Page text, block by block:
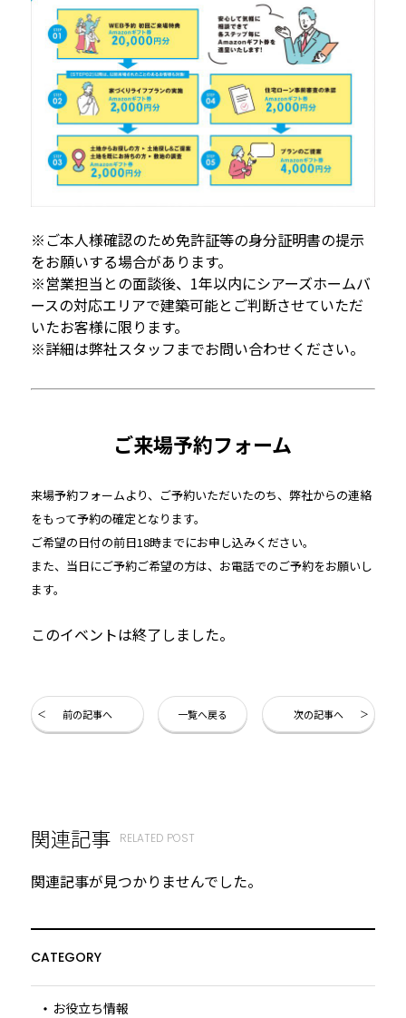
※ご本人様確認のため免許証等の身分証明書の提示
をお願いする場合があります。
※営業担当との面談後、1年以内にシアーズホームバ
ースの対応エリアで建築可能とご判断させていただ
いたお客様に限ります。
※詳細は弊社スタッフまでお問い合わせください。
ご来場予約フォーム
来場予約フォームより、ご予約いただいたのち、弊社からの連絡
をもって予約の確定となります。
ご希望の日付の前日18時までにお申し込みください。
また、当日にご予約ご希望の方は、お電話でのご予約をお願いし
ます。
このイベントは終了しました。
前の記事へ 一覧へ戻る 次の記事へ
関連記事 RELATED POST
関連記事が見つかりませんでした。
CATEGORY
お役立ち情報